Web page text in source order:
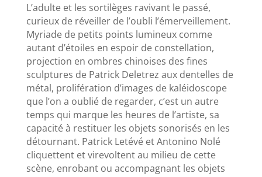
L’adulte et les sortilèges ravivant le passé,
curieux de réveiller de l’oubli l’émerveillement.
Myriade de petits points lumineux comme
autant d’étoiles en espoir de constellation,
projection en ombres chinoises des fines
sculptures de Patrick Deletrez aux dentelles de
métal, prolifération d’images de kaléidoscope
que l’on a oublié de regarder, c’est un autre
temps qui marque les heures de l’artiste, sa
capacité à restituer les objets sonorisés en les
détournant. Patrick Letévé et Antonino Nolé
cliquettent et virevoltent au milieu de cette
scène, enrobant ou accompagnant les objets